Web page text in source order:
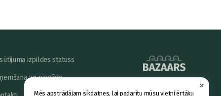
×
Mēs apstrādājam sīkdatnes, lai padarītu mūsu vietni ērtāku
izpildes statuss
un piegāde